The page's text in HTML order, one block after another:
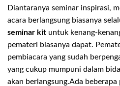
Diantaranya seminar inspirasi,
acara berlangsung biasanya
seminar kit untuk kenang-
pemateri biasanya dapat.
pembiacara yang sudah
yang cukup mumpuni dalam
akan berlangsung.Ada beberapa